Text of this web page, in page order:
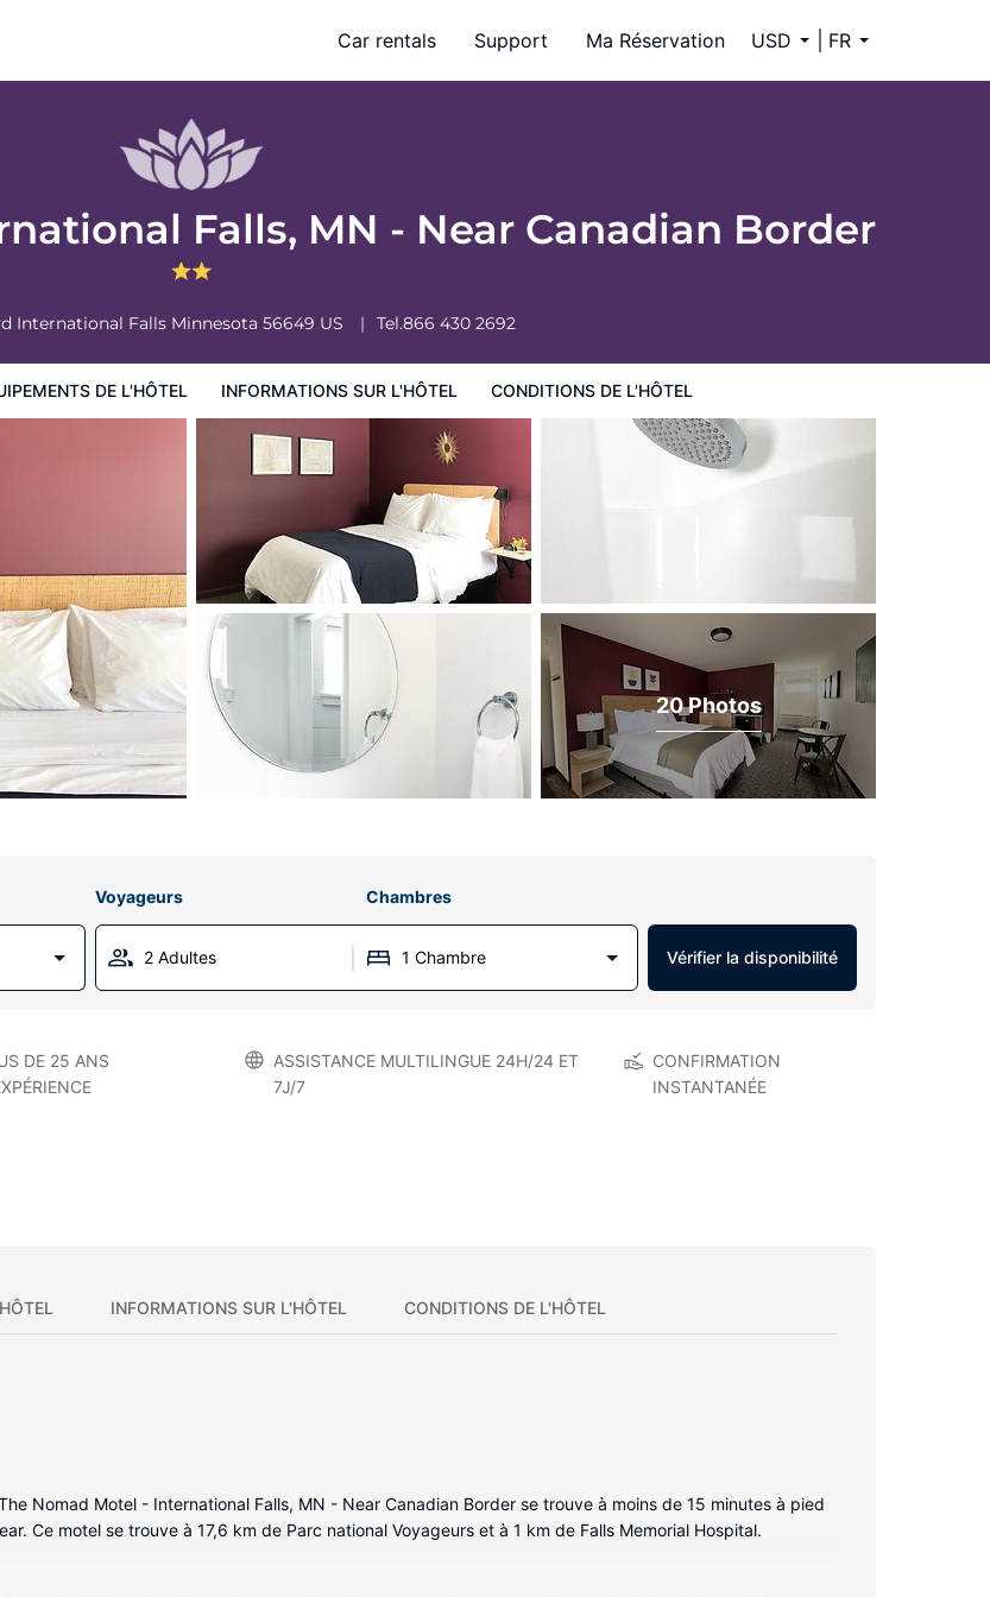
Car rentals Support Ma Réservation USD FR
Falls, MN - Near Canadian Border
International Falls Minnesota 56649 US Tel.866 430 2692
DE L'HÔTEL INFORMATIONS SUR L'HÔTEL CONDITIONS DE L'HÔTEL
Border
20 Photos
Voyageurs Chambres
2 Adultes 1 Chambre Vérifier la disponibilité
DE 25 ANS
ASSISTANCE MULTILINGUE 24H/24 ET
7J/7
CONFIRMATION
INSTANTANÉE
INFORMATIONS SUR L'HÔTEL CONDITIONS DE L'HÔTEL
Nomad Motel - International Falls, MN - Near Canadian Border se trouve à moins de 15 minutes à pied
Ce motel se trouve à 17,6 km de Parc national Voyageurs et à 1 km de Falls Memorial Hospital.